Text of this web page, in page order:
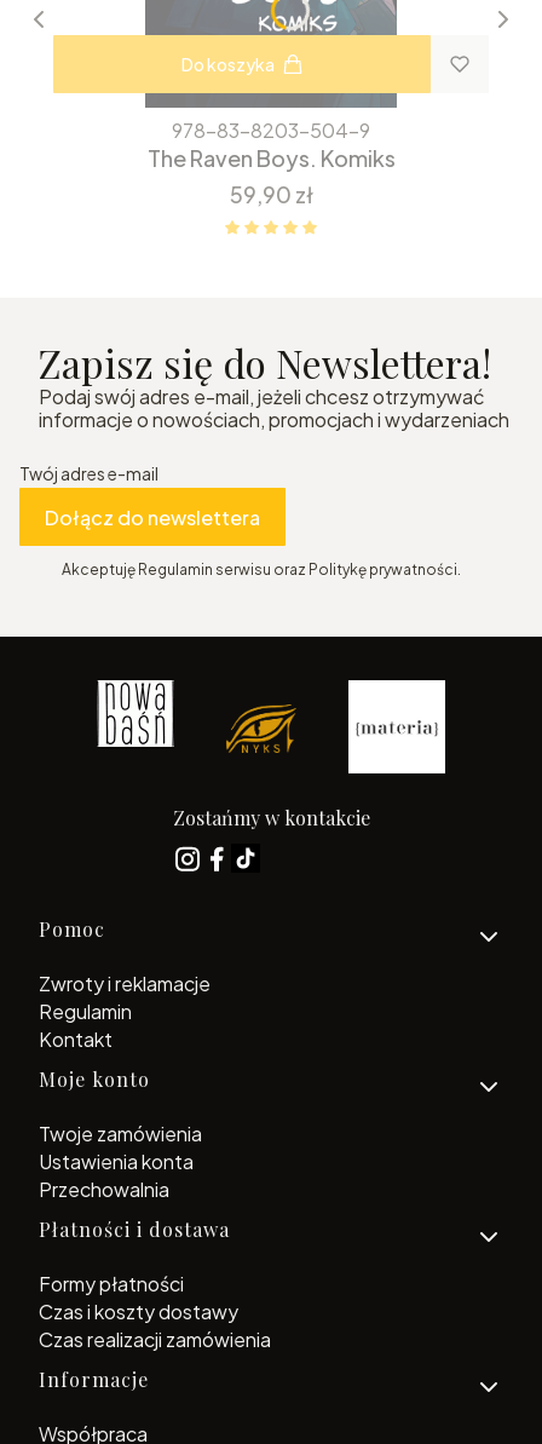
Do koszyka
978-83-8203-504-9
The Raven Boys. Komiks
Cena
59,90 zł
Zapisz się do Newslettera!
Podaj swój adres e-mail, jeżeli chcesz otrzymywać
informacje o nowościach, promocjach i wydarzeniach
Twój adres e-mail
Dołącz do newslettera
Akceptuję Regulamin serwisu oraz Politykę prywatności.
Zostańmy w kontakcie
Linki w stopce
Pomoc
Zwroty i reklamacje
Regulamin
Kontakt
Moje konto
Twoje zamówienia
Ustawienia konta
Przechowalnia
Płatności i dostawa
Formy płatności
Czas i koszty dostawy
Czas realizacji zamówienia
Informacje
Współpraca